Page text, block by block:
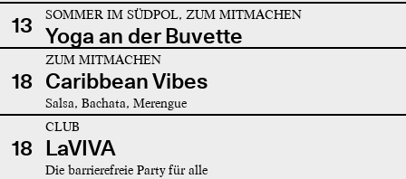
13 SOMMER IM SÜDPOL, ZUM MITMACHEN
Yoga an der Buvette
18
ZUM MITMACHEN
Caribbean Vibes
Salsa, Bachata, Merengue
18
CLUB
LaVIVA
Die barrierefreie Party für alle